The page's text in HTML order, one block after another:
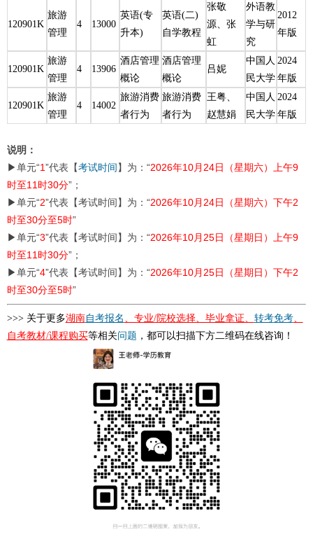
120901K
旅游
管理
4 13000
英语(专
升本)
英语(二)
自学教程
张敬
源、张
虹
外语教
学与研
究
2012
年版
120901K
旅游
管理
4 13906
酒店管理
概论
酒店管理
概论
吕妮
中国人
民大学
2024
年版
120901K
旅游
管理
4 14002
旅游消费
者行为
旅游消费
者行为
王粤、
赵慧娟
中国人
民大学
2024
年版
说明：
▶单元“1 ”代表【考试时间 】为：“2026年10月24日（星期六）上午9
时至11时30分”；
▶单元“2”代表【考试时间】为：“2026年10月24日（星期六）下午2
时至30分至5时”
▶单元“3”代表【考试时间】为：“2026年10月25日（星期日）上午9
时至11时30分”；
▶单元“4”代表【考试时间】为：“2026年10月25日（星期日）下午2
时至30分至5时”
>>> 关于更多湖南自考报名 、专业/院校选择、毕业拿证、 转考免考、
自考教材/课程购买等相关问题 ，都可以扫描下方二维码在线咨询！